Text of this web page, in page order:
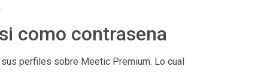
como contrasena
perfiles sobre Meetic Premium. Lo cual